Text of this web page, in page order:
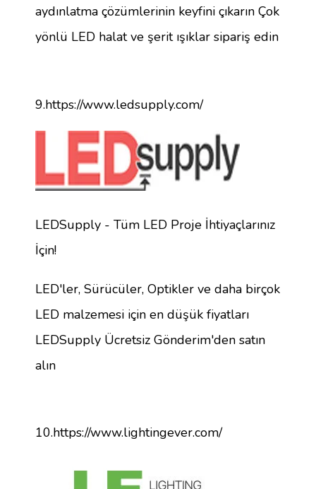
aydınlatma çözümlerinin keyfini çıkarın Çok
yönlü LED halat ve şerit ışıklar sipariş edin
9.https://www.ledsupply.com/
LEDSupply - Tüm LED Proje İhtiyaçlarınız
İçin!
LED'ler, Sürücüler, Optikler ve daha birçok
LED malzemesi için en düşük fiyatları
LEDSupply Ücretsiz Gönderim'den satın
alın
10.https://www.lightingever.com/